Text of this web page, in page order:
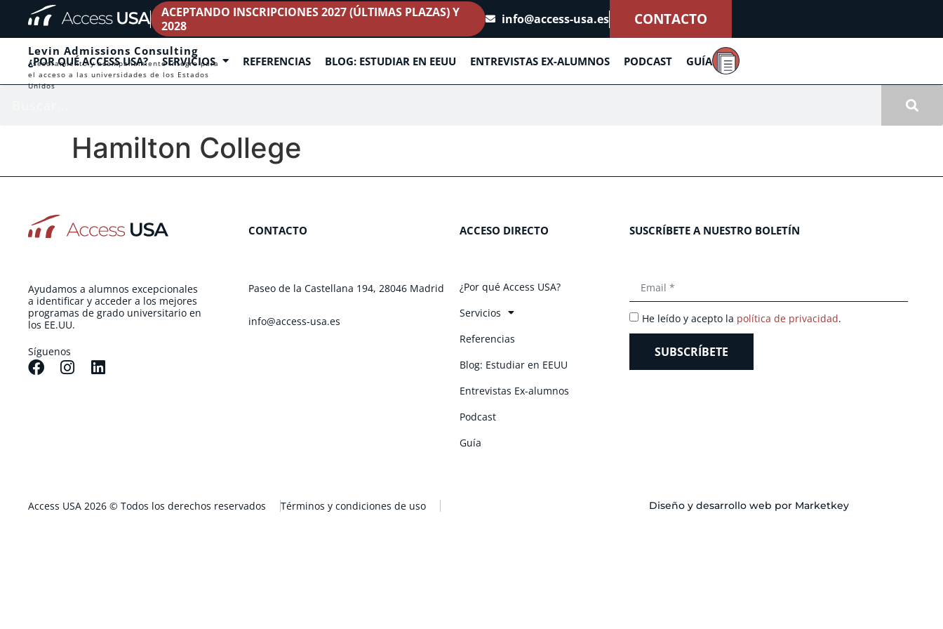
ACEPTANDO INSCRIPCIONES 2027 (ÚLTIMAS PLAZAS) Y
2028
info@access-usa.es CONTACTO
Levin Admissions Consulting
Asesoramiento y acompañamiento íntegro para
el acceso a las universidades de los Estados
Unidos
¿POR QUÉ ACCESS USA? SERVICIOS REFERENCIAS BLOG: ESTUDIAR EN EEUU ENTREVISTAS EX-ALUMNOS PODCAST GUÍA
Hamilton College
Ayudamos a alumnos excepcionales
a identificar y acceder a los mejores
programas de grado universitario en
los EE.UU.
Síguenos
CONTACTO
Paseo de la Castellana 194, 28046 Madrid
info@access-usa.es
ACCESO DIRECTO
¿Por qué Access USA?
Servicios
Referencias
Blog: Estudiar en EEUU
Entrevistas Ex-alumnos
Podcast
Guía
SUSCRÍBETE A NUESTRO BOLETÍN
He leído y acepto la política de privacidad.
SUBSCRÍBETE
Access USA 2026 © Todos los derechos reservados Términos y condiciones de uso Diseño y desarrollo web por Marketkey